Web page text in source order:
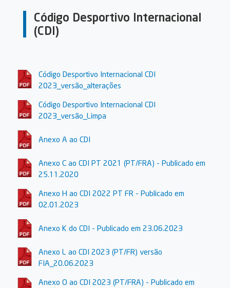
Código Desportivo Internacional
(CDI)
Código Desportivo Internacional CDI
2023_versão_alterações
Código Desportivo Internacional CDI
2023_versão_Limpa
Anexo A ao CDI
Anexo C ao CDI PT 2021 (PT/FRA) - Publicado em
25.11.2020
Anexo H ao CDI 2022 PT FR - Publicado em
02.01.2023
Anexo K do CDI - Publicado em 23.06.2023
Anexo L ao CDI 2023 (PT/FR) versão
FIA_20.06.2023
Anexo O ao CDI 2023 (PT/FRA) - Publicado em